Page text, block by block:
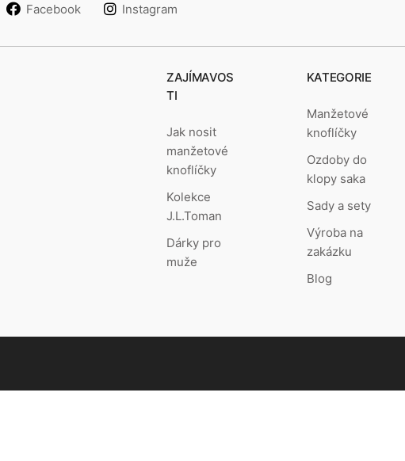
Facebook Instagram
ZAJÍMAVOS
TI
Jak nosit
manžetové
knoflíčky
Kolekce
J.L.Toman
Dárky pro
muže
KATEGORIE
Manžetové
knoflíčky
Ozdoby do
klopy saka
Sady a sety
Výroba na
zakázku
Blog